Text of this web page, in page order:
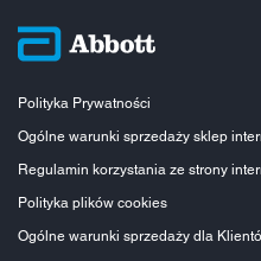
Polityka Prywatności
Ogólne warunki sprzedaży sklep
Regulamin korzystania ze strony
Polityka plików cookies
Ogólne warunki sprzedaży dla